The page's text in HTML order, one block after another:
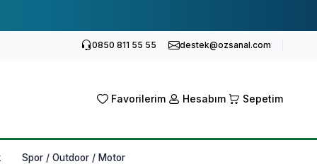
0850 811 55 55 destek@ozsanal.com
Favorilerim Hesabım Sepetim
Spor / Outdoor / Motor